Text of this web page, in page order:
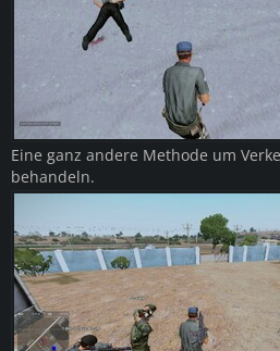
Eine ganz andere Methode um
behandeln.